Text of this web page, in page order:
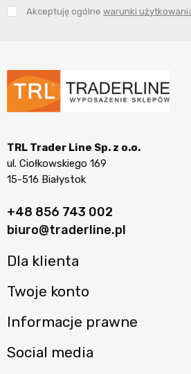
Akceptuję ogólne warunki
TRL Trader Line Sp. z o.o.
ul. Ciołkowskiego 169
15-516 Białystok
+48 856 743 002
biuro@traderline.pl
Dla klienta
Twoje konto
Informacje prawne
Social media